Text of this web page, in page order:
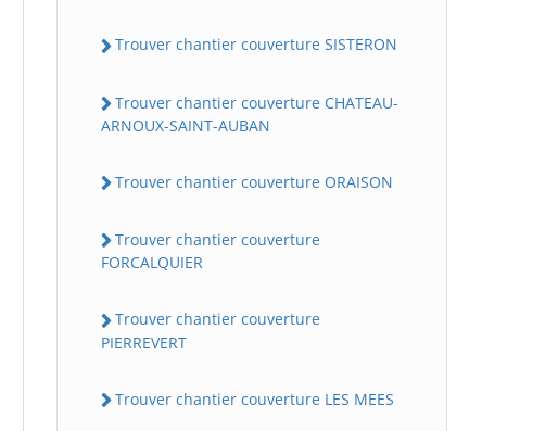
Trouver chantier couverture SISTERON
Trouver chantier couverture CHATEAU-
ARNOUX-SAINT-AUBAN
Trouver chantier couverture ORAISON
Trouver chantier couverture
FORCALQUIER
Trouver chantier couverture
PIERREVERT
Trouver chantier couverture LES MEES